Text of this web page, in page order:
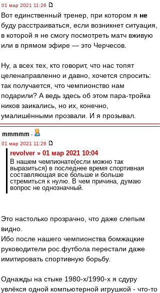
01 мар 2021 11:26
Вот единственный тренер, при котором я не
буду расстраиваться, если возникнет ситуация,
в которой я не смогу посмотреть матч вживую
или в прямом эфире — это Черчесов.
Ну, а всех тех, кто говорит, что нас топят
целенаправленно и давно, хочется спросить:
так получается, что чемпионство нам
подарили? А ведь здесь об этом пара-тройка
ников заикались, но их, конечно,
умалишёнными прозвали. И я прозывал.
mmmmm -
01 мар 2021 11:26
revolver » 01 мар 2021 10:04
В нашем чемпионате(если можно так
выразиться) в последнее время спортивная
составляющая все больше и больше
стремиться к нулю. В чем причина, думаю
вопрос не однозначный.
Это настолько прозрачно, что даже слепым
видно.
Ибо после нашего чемпионства бомжацкие
руководители рос.футбола перестали даже
имитировать спортивную борьбу.
Однажды на стыке 1980-х/1990-х я сдуру
увлёкся одной компьютерной игрушкой - что-то